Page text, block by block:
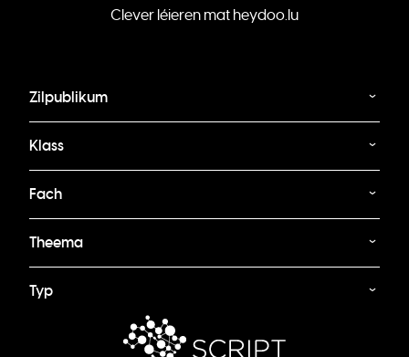
Clever léieren mat heydoo.lu
Zilpublikum
Klass
Fach
Theema
Typ